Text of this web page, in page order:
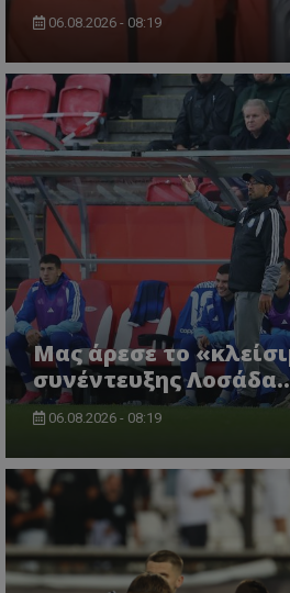
06.08.2026 - 08:19
Μας άρεσε το
συνέντευξης
06.08.2026 - 08:19